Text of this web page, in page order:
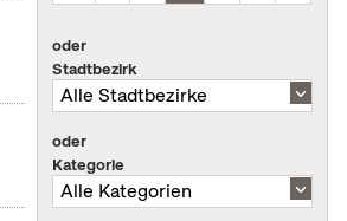
oder
Stadtbezirk
oder
Kategorie